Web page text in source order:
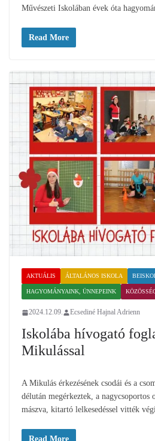
Művészeti Iskolában évek óta
Read More
AKTUÁLIS ÁLTALÁNOS ISKOLA
HAGYOMÁNYAINK, ÜNNEPEINK
2024.12.09. Ecsediné Hajnal Adrienn
Iskolába hívogató
Mikulással
A Mikulás érkezésének csodái és a
délután megérkeztek, a nagycsoportos
mászva, kitartó lelkesedéssel vitték
Read More